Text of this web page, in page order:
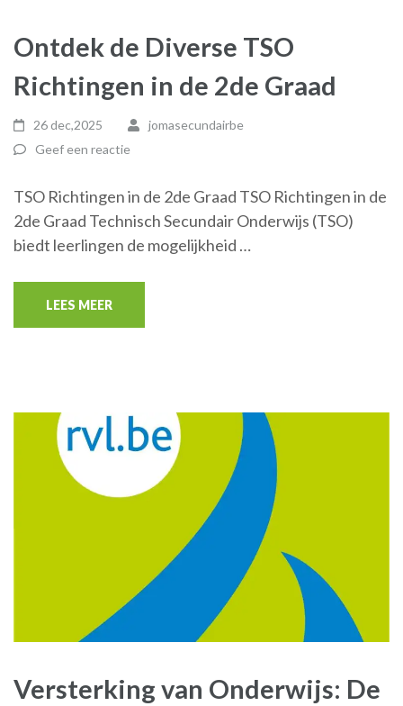
Ontdek de Diverse TSO
Richtingen in de 2de Graad
26 dec,2025
jomasecundairbe
Geef een reactie
TSO Richtingen in de 2de Graad TSO Richtingen in de
2de Graad Technisch Secundair Onderwijs (TSO)
biedt leerlingen de mogelijkheid …
LEES MEER
Versterking van Onderwijs: De